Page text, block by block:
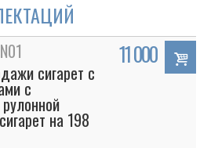
сигарет с
с
на 198
11 000